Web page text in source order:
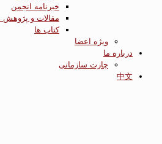
خبرنامه انجمن
مقالات و پژوهش
کتاب ها
ویژه اعضا
درباره ما
چارت سازمانی
中文